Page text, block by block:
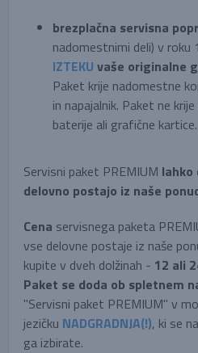
brezplačna servisna
nadomestnimi deli) v roku
IZTEKU vaše originalne
Paket krije nadomestne
in napajalnik. Paket ne
baterije ali grafične kartice.
Servisni paket PREMIUM
delovno postajo iz naše
Cena servisnega paketa
vse delovne postaje iz naše
kupite v dveh dolžinah - 12 ali
Paket se doda ob spletnem
"Servisni paket PREMIUM" v
jezičku NADGRADNJA(!), ki se
ga izbirate.